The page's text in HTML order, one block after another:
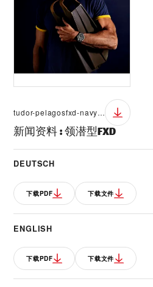
tudor-pelagosfxd-navy-15
新闻资料:领潜型FXD
DEUTSCH
下载PDF 下载文件
ENGLISH
下载PDF 下载文件